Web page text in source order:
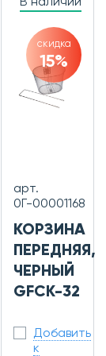
скидка
15%
арт.
0Г-00001168
КОРЗИНА
ПЕРЕДНЯЯ,
ЧЕРНЫЙ
GFCK-32
Добавить
к